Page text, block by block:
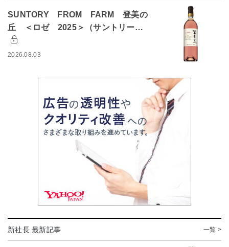
SUNTORY FROM FARM 登美の
丘 ＜ロゼ 2025＞（サントリー…
2026.08.03
新社長 最新記事 一覧 >